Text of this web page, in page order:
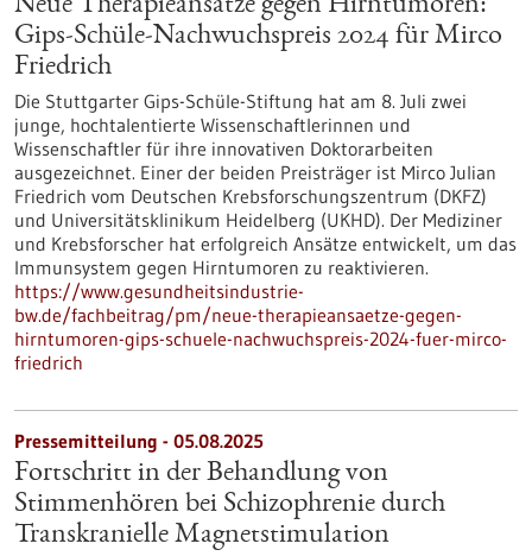
Neue Therapieansätze gegen Hirntumoren:
Gips-Schüle-Nachwuchspreis 2024 für Mirco
Friedrich
Die Stuttgarter Gips-Schüle-Stiftung hat am 8. Juli zwei
junge, hochtalentierte Wissenschaftlerinnen und
Wissenschaftler für ihre innovativen Doktorarbeiten
ausgezeichnet. Einer der beiden Preisträger ist Mirco Julian
Friedrich vom Deutschen Krebsforschungszentrum (DKFZ)
und Universitätsklinikum Heidelberg (UKHD). Der Mediziner
und Krebsforscher hat erfolgreich Ansätze entwickelt, um das
Immunsystem gegen Hirntumoren zu reaktivieren.
https://www.gesundheitsindustrie-
bw.de/fachbeitrag/pm/neue-therapieansaetze-gegen-
hirntumoren-gips-schuele-nachwuchspreis-2024-fuer-mirco-
friedrich
Pressemitteilung - 05.08.2025
Fortschritt in der Behandlung von
Stimmenhören bei Schizophrenie durch
Transkranielle Magnetstimulation